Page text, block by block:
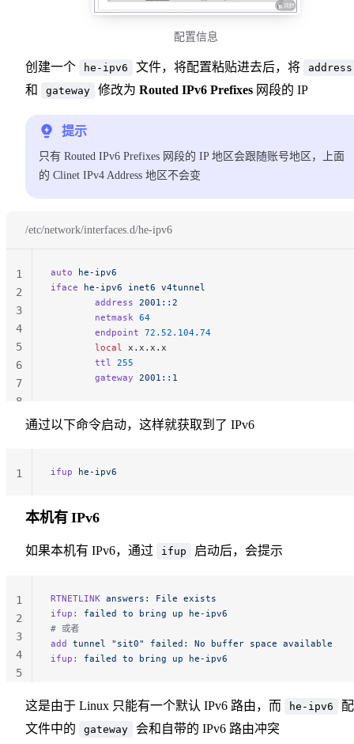
配置信息
创建一个 he-ipv6 文件，将配置粘贴进去后，将 address
和 gateway 修改为 Routed IPv6 Prefixes 网段的 IP
提示
只有 Routed IPv6 Prefixes 网段的 IP 地区会跟随账号地区，上面
的 Clinet IPv4 Address 地区不会变
/etc/network/interfaces.d/he-ipv6
auto he-ipv6
iface he-ipv6 inet6 v4tunnel
        address
2001::2
        netmask
64
        endpoint
72.52.104.74
        local
x.x.x.x
        ttl
255
        gateway
2001::1
1
2
3
4
5
6
7
8
通过以下命令启动，这样就获取到了 IPv6
ifup he-ipv6
1
本机有 IPv6
如果本机有 IPv6，通过 ifup 启动后，会提示
RTNETLINK answers: File exists
ifup:
failed to bring up he-ipv6
# 或者
add tunnel "sit0" failed: No buffer space available
ifup:
failed to bring up he-ipv6
1
2
3
4
5
这是由于 Linux 只能有一个默认 IPv6 路由，而 he-ipv6
文件中的
gateway 会和自带的 IPv6 路由冲突